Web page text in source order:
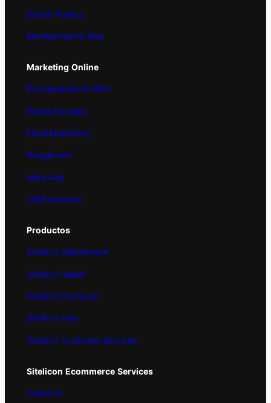
Sector Público
Mantenimiento Web
Marketing Online
Posicionamiento SEO
Redes Sociales
Email Marketing
Google Ads
Meta Ads
CRM Hubspot
Productos
Sitelicon Middleware
Sitelicon Wallet
Sitelicon Factucon
Sitelicon Kira
Sitelicon Customer Services
Sitelicon Ecommerce Services
Contacto